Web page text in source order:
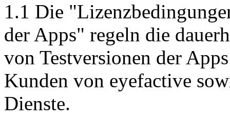
1.1 Die
der Apps" regeln die
von Testversionen der
Kunden von eyefactive
Dienste.